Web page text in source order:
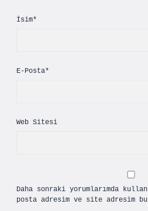
İsim*
E-Posta*
Web Sitesi
Daha sonraki yorumlarımda
posta adresim ve site adresim